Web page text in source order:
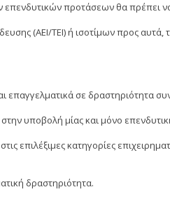
επενδυτικών προτάσεων θα πρέπει
(ΑΕΙ/ΤΕΙ) ή ισοτίμων προς
σε δραστηριότητα
υποβολή μίας και μόνο
επιλέξιμες κατηγορίες
δραστηριότητα.